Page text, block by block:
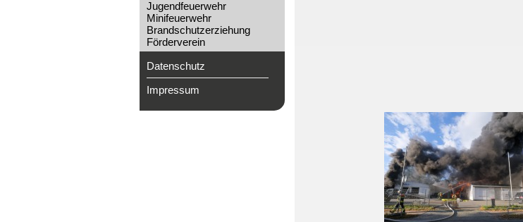
Jugendfeuerwehr
Minifeuerwehr
Brandschutzerziehung
Förderverein
Datenschutz
Impressum